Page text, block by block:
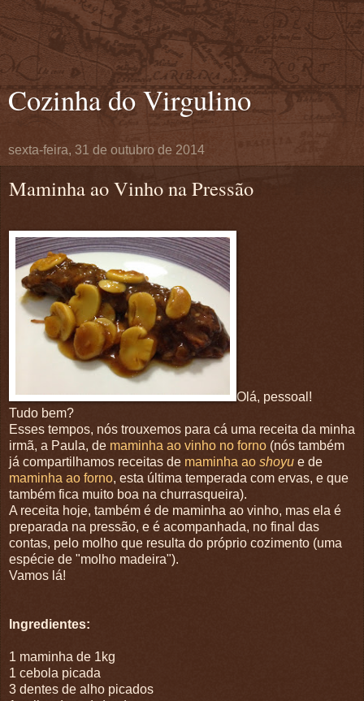
Cozinha do Virgulino
sexta-feira, 31 de outubro de 2014
Maminha ao Vinho na Pressão
Olá, pessoal!
Tudo bem?
Esses tempos, nós trouxemos para cá uma receita da minha
irmã, a Paula, de maminha ao vinho no forno (nós também
já compartilhamos receitas de maminha ao shoyu e de
maminha ao forno, esta última temperada com ervas, e que
também fica muito boa na churrasqueira).
A receita hoje, também é de maminha ao vinho, mas ela é
preparada na pressão, e é acompanhada, no final das
contas, pelo molho que resulta do próprio cozimento (uma
espécie de "molho madeira").
Vamos lá!
Ingredientes:
1 maminha de 1kg
1 cebola picada
3 dentes de alho picados